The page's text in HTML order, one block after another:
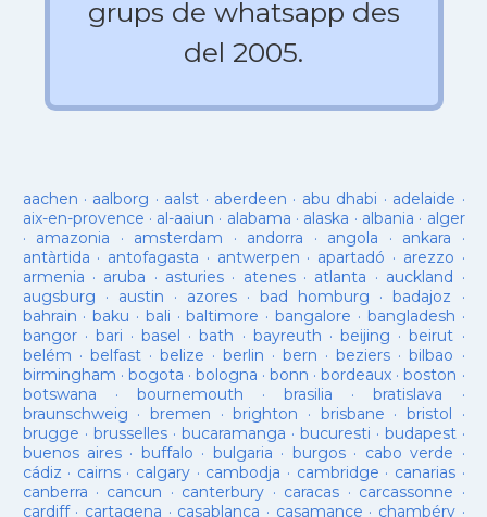
grups de whatsapp des
del 2005.
aachen · aalborg · aalst · aberdeen · abu dhabi · adelaide ·
aix-en-provence · al-aaiun · alabama · alaska · albania · alger
· amazonia · amsterdam · andorra · angola · ankara ·
antàrtida · antofagasta · antwerpen · apartadó · arezzo ·
armenia · aruba · asturies· atenes· atlanta · auckland ·
augsburg · austin · azores·bad homburg ·badajoz ·
bahrain ·baku · bali ·baltimore ·bangalore · bangladesh ·
bangor· bari ·basel ·bath · bayreuth ·beijing ·beirut ·
belém · belfast· belize · berlin ·bern ·beziers ·bilbao ·
birmingham · bogota · bologna ·bonn ·bordeaux ·boston ·
botswana · bournemouth ·brasilia ·bratislava ·
braunschweig · bremen ·brighton · brisbane · bristol ·
brugge · brusselles· bucaramanga · bucuresti · budapest·
buenos aires· buffalo · bulgaria · burgos· cabo verde ·
cádiz · cairns· calgary · cambodja · cambridge · canarias·
canberra · cancun · canterbury · caracas · carcassonne ·
cardiff· cartagena · casablanca · casamance · chambéry·